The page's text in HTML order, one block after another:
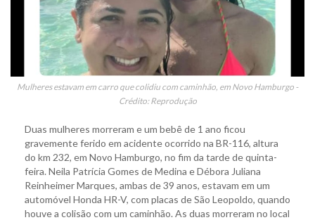
Mulheres estavam em carro que colidiu com caminhão, em Novo Hamburgo -
Crédito: Reprodução
Duas mulheres morreram e um bebê de 1 ano ficou
gravemente ferido em acidente ocorrido na BR-116, altura
do km 232, em Novo Hamburgo, no fim da tarde de quinta-
feira. Neila Patrícia Gomes de Medina e Débora Juliana
Reinheimer Marques, ambas de 39 anos, estavam em um
automóvel Honda HR-V, com placas de São Leopoldo, quando
houve a colisão com um caminhão. As duas morreram no local